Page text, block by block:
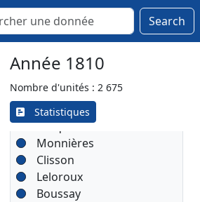
Search
Année 1810
Nombre d'unités : 2 675
Statistiques
Nantes[Lieutenance]
Vallet
Chemin-Nantais
Les Sorinières
Sautron
Carquefou
Monnières
Clisson
Leloroux
Boussay